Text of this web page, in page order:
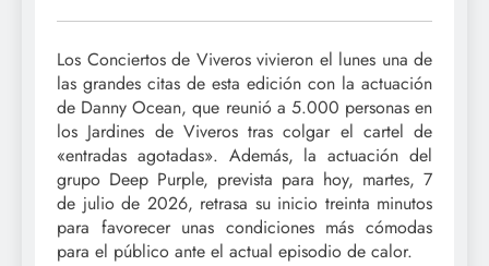
Los Conciertos de Viveros vivieron el lunes una de
las grandes citas de esta edición con la actuación
de Danny Ocean, que reunió a 5.000 personas en
los Jardines de Viveros tras colgar el cartel de
«entradas agotadas». Además, la actuación del
grupo Deep Purple, prevista para hoy, martes, 7
de julio de 2026, retrasa su inicio treinta minutos
para favorecer unas condiciones más cómodas
para el público ante el actual episodio de calor.